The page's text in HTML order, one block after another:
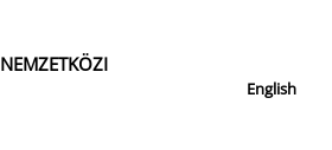
NEMZETKÖZI
English